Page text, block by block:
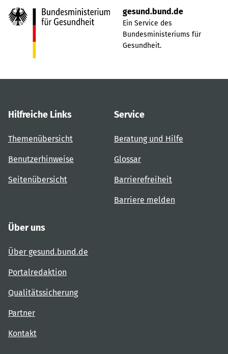
gesund.bund.de
Ein Service des
Bundesministeriums für
Gesundheit.
Hilfreiche Links
Themenübersicht
Benutzerhinweise
Seitenübersicht
Service
Beratung und Hilfe
Glossar
Barrierefreiheit
Barriere melden
Über uns
Über gesund.bund.de
Portalredaktion
Qualitätssicherung
Partner
Kontakt